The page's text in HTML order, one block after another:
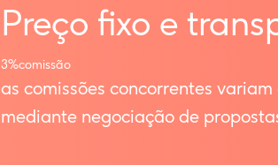
Preço fixo e
3%comissão
as comissões concorrentes variam
mediante negociação de